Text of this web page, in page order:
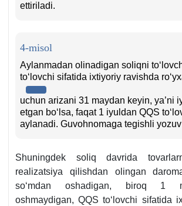
ettiriladi.
4-misol
Aylanmadan olinadigan soliqni
toʻlovchi sifatida iхtiyoriy ravishda
uchun arizani 31 maydan keyin, ya’ni
etgan boʻlsa, faqat 1 iyuldan QQS
aylanadi. Guvohnomaga tegishli
Shuningdek soliq davrida
realizatsiya qilishdan olingan
soʻmdan oshadigan, biroq 1
oshmaydigan, QQS toʻlovchi sifatida